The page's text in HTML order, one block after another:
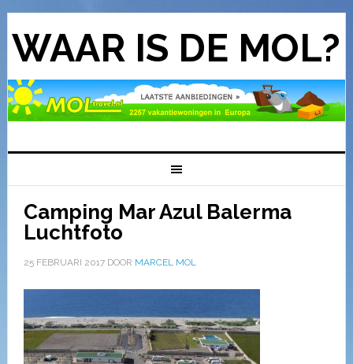
WAAR IS DE MOL?
Camping Mar Azul Balerma
Luchtfoto
25 FEBRUARI 2017DOOR MARCEL MOL